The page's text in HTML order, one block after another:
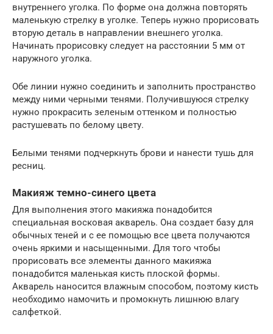
внутреннего уголка. По форме она должна повторять
маленькую стрелку в уголке. Теперь нужно прорисовать
вторую деталь в направлении внешнего уголка.
Начинать прорисовку следует на расстоянии 5 мм от
наружного уголка.
Обе линии нужно соединить и заполнить пространство
между ними черными тенями. Получившуюся стрелку
нужно прокрасить зеленым оттенком и полностью
растушевать по белому цвету.
Белыми тенями подчеркнуть брови и нанести тушь для
ресниц.
Макияж темно-синего цвета
Для выполнения этого макияжа понадобится
специальная восковая акварель. Она создает базу для
обычных теней и с ее помощью все цвета получаются
очень яркими и насыщенными. Для того чтобы
прорисовать все элементы данного макияжа
понадобится маленькая кисть плоской формы.
Акварель наносится влажным способом, поэтому кисть
необходимо намочить и промокнуть лишнюю влагу
салфеткой.